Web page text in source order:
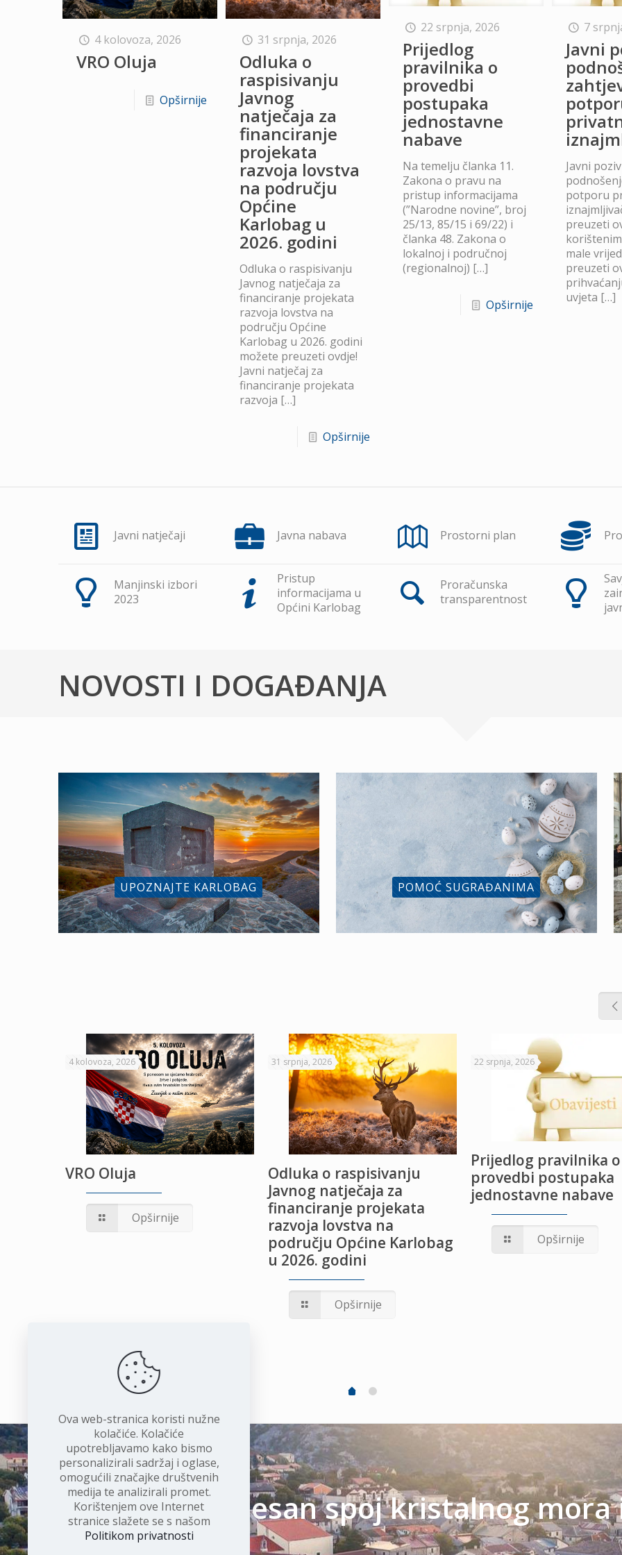
4 kolovoza, 2026
VRO Oluja
Opširnije
31 srpnja, 2026
Odluka o
raspisivanju
Javnog
natječaja za
financiranje
projekata
razvoja lovstva
na području
Općine
Karlobag u
2026. godini
Odluka o raspisivanju
Javnog natječaja za
financiranje projekata
razvoja lovstva na
području Općine
Karlobag u 2026. godini
možete preuzeti ovdje!
Javni natječaj za
financiranje projekata
razvoja […]
Opširnije
22 srpnja, 2026
Prijedlog
pravilnika o
provedbi
postupaka
jednostavne
nabave
Na temelju članka 11.
Zakona o pravu na
pristup informacijama
(”Narodne novine”, broj
25/13, 85/15 i 69/22) i
članka 48. Zakona o
lokalnoj i područnoj
(regionalnoj) […]
Opširnije
7
Javni
Javni
potporu
preuzeti
male
preuzeti
uvjeta […]
Javni natječaji Javna nabava Prostorni plan
Manjinski izbori
2023
Pristup
informacijama u
Općini Karlobag
Proračunska
transparentnost
NOVOSTI I DOGAĐANJA
UPOZNAJTE KARLOBAG POMOĆ SUGRAĐANIMA
4 kolovoza, 2026
VRO Oluja
Opširnije
31 srpnja, 2026
Odluka o raspisivanju
Javnog natječaja za
financiranje projekata
razvoja lovstva na
području Općine Karlobag
u 2026. godini
Opširnije
22 srpnja, 2026
Prijedlog pravilnika o
provedbi postupaka
jednostavne nabave
Opširnije
Čudesan spoj kristalnog
Ova web-stranica koristi nužne
kolačiće. Kolačiće
upotrebljavamo kako bismo
personalizirali sadržaj i oglase,
omogućili značajke društvenih
medija te analizirali promet.
Korištenjem ove Internet
stranice slažete se s našom
Politikom privatnosti